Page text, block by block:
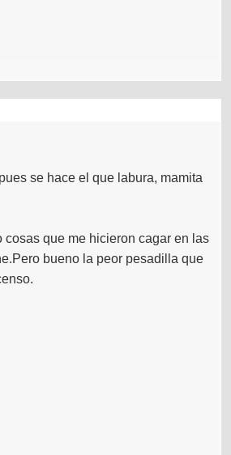
se hace el que labura, mamita
que me hicieron cagar en las
bueno la peor pesadilla que